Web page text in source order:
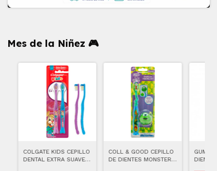
Mes de la Niñez 🎮
COLGATE KIDS CEPILLO
DENTAL EXTRA SUAVE
COLL & GOOD CEPILLO
DE DIENTES MONSTERS
GUM